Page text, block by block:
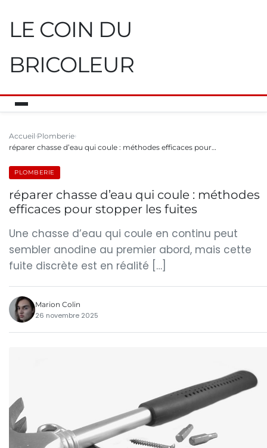
LE COIN DU
BRICOLEUR
Accueil Plomberie
réparer chasse d’eau qui coule : méthodes efficaces pour…
PLOMBERIE
réparer chasse d’eau qui coule : méthodes
efficaces pour stopper les fuites
Une chasse d’eau qui coule en continu peut
sembler anodine au premier abord, mais cette
fuite discrète est en réalité […]
Marion Colin
26 novembre 2025